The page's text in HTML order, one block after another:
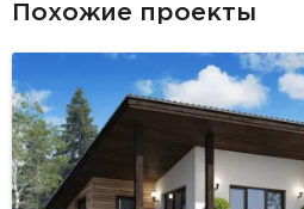
Похожие проекты